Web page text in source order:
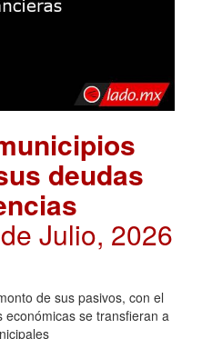
deudas
Julio, 2026
de sus pasivos, con el
se transfieran a